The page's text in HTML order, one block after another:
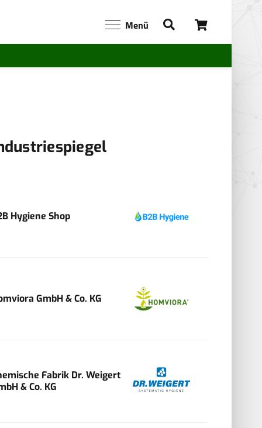
Menü
Hygiene Shop
GmbH & Co. KG
Fabrik Dr. Weigert
& Co. KG